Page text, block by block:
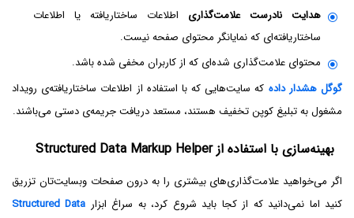
هدایت نادرست علامت‌گذاری اطلاعات ساختاریافته یا اطلاعات
ساختاریافته‌ای که نمایانگر محتوای صفحه نیست.
محتوای علامت‌گذاری شده‌ای که از کاربران مخفی شده باشد.
گوگل هشدار داده که سایت‌هایی که با استفاده از اطلاعات ساختاریافته‌ی رویداد
مشغول به تبلیغ کوپن تخفیف هستند، مستعد دریافت جریمه‌ی دستی می‌باشند.
بهینه‌سازی با استفاده از Structured Data Markup Helper
اگر می‌خواهید علامت‌گذاری‌های بیشتری را به درون صفحات وبسایت‌تان تزریق
کنید اما نمی‌دانید که از کجا باید شروع کرد، به سراغ ابزار Structured Data